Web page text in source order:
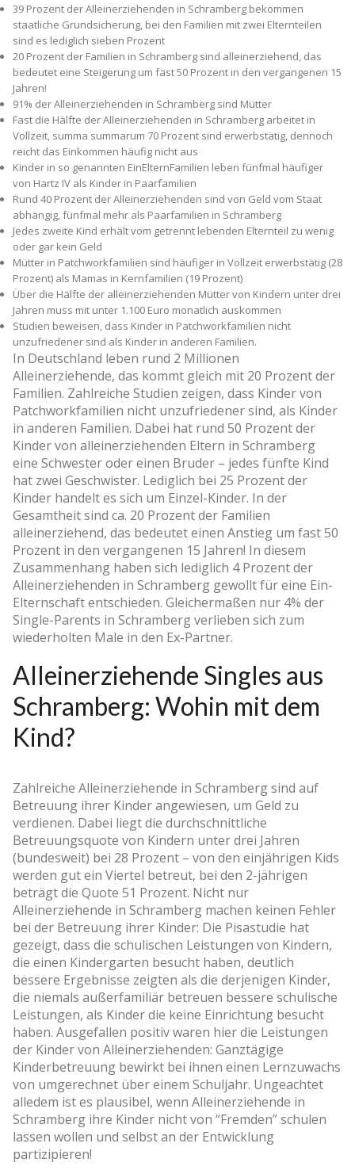
39 Prozent der Alleinerziehenden in Schramberg bekommen
staatliche Grundsicherung, bei den Familien mit zwei Elternteilen
sind es lediglich sieben Prozent
20 Prozent der Familien in Schramberg sind alleinerziehend, das
bedeutet eine Steigerung um fast 50 Prozent in den vergangenen 15
Jahren!
91% der Alleinerziehenden in Schramberg sind Mütter
Fast die Hälfte der Alleinerziehenden in Schramberg arbeitet in
Vollzeit, summa summarum 70 Prozent sind erwerbstätig, dennoch
reicht das Einkommen häufig nicht aus
Kinder in so genannten Ein­Eltern­Familien leben fünfmal häufiger
von Hartz IV als Kinder in Paarfamilien
Rund 40 Prozent der Alleinerziehenden sind von Geld vom Staat
abhängig, fünfmal mehr als Paarfamilien in Schramberg
Jedes zweite Kind erhält vom getrennt lebenden Elternteil zu wenig
oder gar kein Geld
Mütter in Patchworkfamilien sind häufiger in Vollzeit erwerbstätig (28
Prozent) als Mamas in Kernfamilien (19 Prozent)
Über die Hälfte der alleinerziehenden Mütter von Kindern unter drei
Jahren muss mit unter 1.100 Euro monatlich auskommen
Studien beweisen, dass Kinder in Patchworkfamilien nicht
unzufriedener sind als Kinder in anderen Familien.
In Deutschland leben rund 2 Millionen
Alleinerziehende, das kommt gleich mit 20 Prozent der
Familien. Zahlreiche Studien zeigen, dass Kinder von
Patchworkfamilien nicht unzufriedener sind, als Kinder
in anderen Familien. Dabei hat rund 50 Prozent der
Kinder von alleinerziehenden Eltern in Schramberg
eine Schwester oder einen Bruder – jedes fünfte Kind
hat zwei Geschwister. Lediglich bei 25 Prozent der
Kinder handelt es sich um Einzel-Kinder. In der
Gesamtheit sind ca. 20 Prozent der Familien
alleinerziehend, das bedeutet einen Anstieg um fast 50
Prozent in den vergangenen 15 Jahren! In diesem
Zusammenhang haben sich lediglich 4 Prozent der
Alleinerziehenden in Schramberg gewollt für eine Ein-
Elternschaft entschieden. Gleichermaßen nur 4% der
Single-Parents in Schramberg verlieben sich zum
wiederholten Male in den Ex-Partner.
Alleinerziehende Singles aus
Schramberg: Wohin mit dem
Kind?
Zahlreiche Alleinerziehende in Schramberg sind auf
Betreuung ihrer Kinder angewiesen, um Geld zu
verdienen. Dabei liegt die durchschnittliche
Betreuungsquote von Kindern unter drei Jahren
(bundesweit) bei 28 Prozent – von den einjährigen Kids
werden gut ein Viertel betreut, bei den 2-jährigen
beträgt die Quote 51 Prozent. Nicht nur
Alleinerziehende in Schramberg machen keinen Fehler
bei der Betreuung ihrer Kinder: Die Pisastudie hat
gezeigt, dass die schulischen Leistungen von Kindern,
die einen Kindergarten besucht haben, deutlich
bessere Ergebnisse zeigten als die derjenigen Kinder,
die niemals außerfamiliär betreuen bessere schulische
Leistungen, als Kinder die keine Einrichtung besucht
haben. Ausgefallen positiv waren hier die Leistungen
der Kinder von Alleinerziehenden: Ganztägige
Kinderbetreuung bewirkt bei ihnen einen Lernzuwachs
von umgerechnet über einem Schuljahr. Ungeachtet
alledem ist es plausibel, wenn Alleinerziehende in
Schramberg ihre Kinder nicht von “Fremden” schulen
lassen wollen und selbst an der Entwicklung
partizipieren!